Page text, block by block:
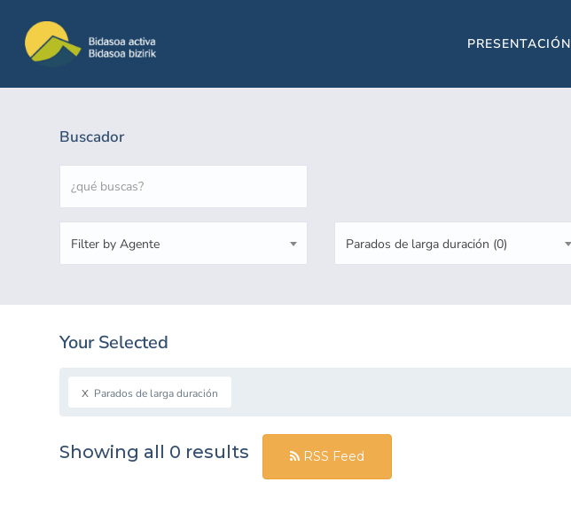
PRESENTACIÓN
Buscador
Filter by Agente Parados de larga duración (0)
Your Selected
x Parados de larga duración
Showing all 0 results RSS Feed